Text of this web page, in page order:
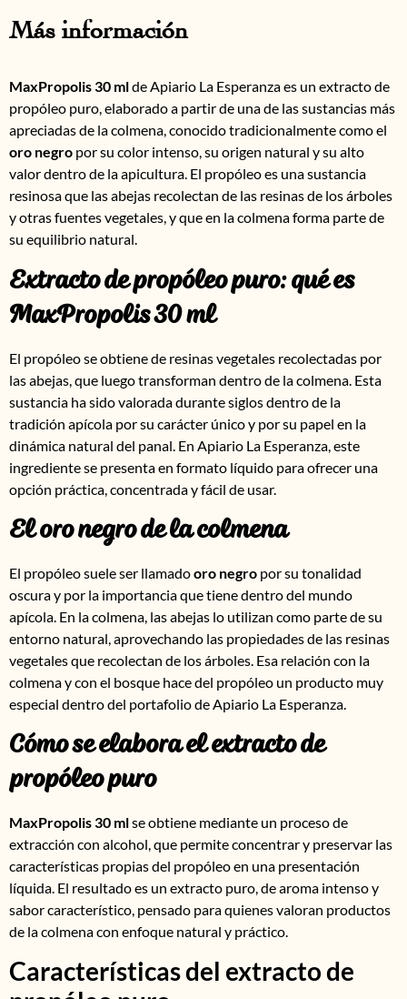
Más información
MaxPropolis 30 mlde Apiario La Esperanza es un extracto de
propóleo puro, elaborado a partir de una de las sustancias más
apreciadas de la colmena, conocido tradicionalmente como el
oro negro por su color intenso, su origen natural y su alto
valor dentro de la apicultura. El propóleo es una sustancia
resinosa que las abejas recolectan de las resinas de los árboles
y otras fuentes vegetales, y que en la colmena forma parte de
su equilibrio natural.
Extracto de propóleo puro: qué es
MaxPropolis 30 ml
El propóleo se obtiene de resinas vegetales recolectadas por
las abejas, que luego transforman dentro de la colmena. Esta
sustancia ha sido valorada durante siglos dentro de la
tradición apícola por su carácter único y por su papel en la
dinámica natural del panal. En Apiario La Esperanza, este
ingrediente se presenta en formato líquido para ofrecer una
opción práctica, concentrada y fácil de usar.
El oro negro de la colmena
El propóleo suele ser llamadooro negro por su tonalidad
oscura y por la importancia que tiene dentro del mundo
apícola. En la colmena, las abejas lo utilizan como parte de su
entorno natural, aprovechando las propiedades de las resinas
vegetales que recolectan de los árboles. Esa relación con la
colmena y con el bosque hace del propóleo un producto muy
especial dentro del portafolio de Apiario La Esperanza.
Cómo se elabora el extracto de
propóleo puro
MaxPropolis 30 mlse obtiene mediante un proceso de
extracción con alcohol, que permite concentrar y preservar las
características propias del propóleo en una presentación
líquida. El resultado es un extracto puro, de aroma intenso y
sabor característico, pensado para quienes valoran productos
de la colmena con enfoque natural y práctico.
Características del extracto de